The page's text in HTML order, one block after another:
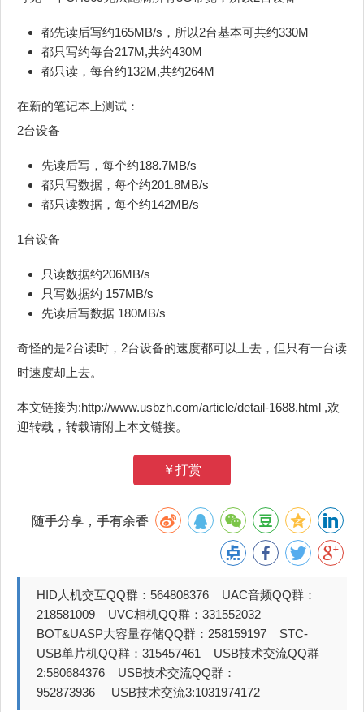
都先读后写约165MB/s，所以2台基本可共约330M
都只写约每台217M,共约430M
都只读，每台约132M,共约264M
在新的笔记本上测试：
2台设备
先读后写，每个约188.7MB/s
都只写数据，每个约201.8MB/s
都只读数据，每个约142MB/s
1台设备
只读数据约206MB/s
只写数据约 157MB/s
先读后写数据 180MB/s
奇怪的是2台读时，2台设备的速度都可以上去，但只有一台读
时速度却上去。
本文链接为:http://www.usbzh.com/article/detail-1688.html ,欢
迎转载，转载请附上本文链接。
￥打赏
随手分享，手有余香
HID人机交互QQ群：564808376 UAC音频QQ群：
218581009 UVC相机QQ群：331552032
BOT&UASP大容量存储QQ群：258159197 STC-
USB单片机QQ群：315457461 USB技术交流QQ群
2:580684376 USB技术交流QQ群：
952873936 USB技术交流3:1031974172